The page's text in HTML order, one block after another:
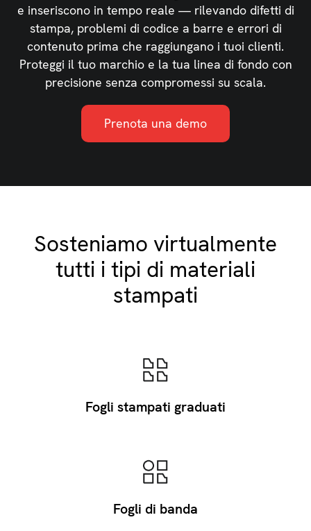
e inseriscono in tempo reale — rilevando difetti di
stampa, problemi di codice a barre e errori di
contenuto prima che raggiungano i tuoi clienti.
Proteggi il tuo marchio e la tua linea di fondo con
precisione senza compromessi su scala.
Prenota una demo
Sosteniamo virtualmente
tutti i tipi di materiali
stampati
Fogli stampati graduati
Fogli di banda